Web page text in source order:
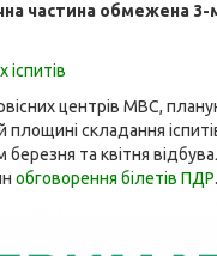
частина обмежена 3-
центрів МВС,
площині складання
та квітня
обговорення білетів ПДР.